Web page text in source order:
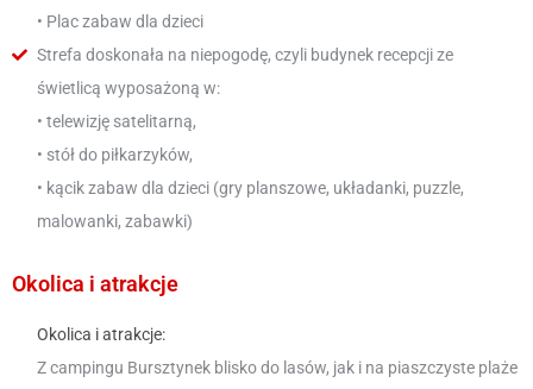
• Plac zabaw dla dzieci
Strefa doskonała na niepogodę, czyli budynek recepcji ze
świetlicą wyposażoną w:
• telewizję satelitarną,
• stół do piłkarzyków,
• kącik zabaw dla dzieci (gry planszowe, układanki, puzzle,
malowanki, zabawki)
Okolica i atrakcje
Okolica i atrakcje:
Z campingu Bursztynek blisko do lasów, jak i na piaszczyste plaże